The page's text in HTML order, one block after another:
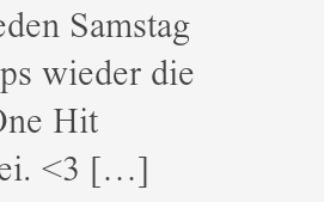
Samstag
wieder die
Hit
<3 […]